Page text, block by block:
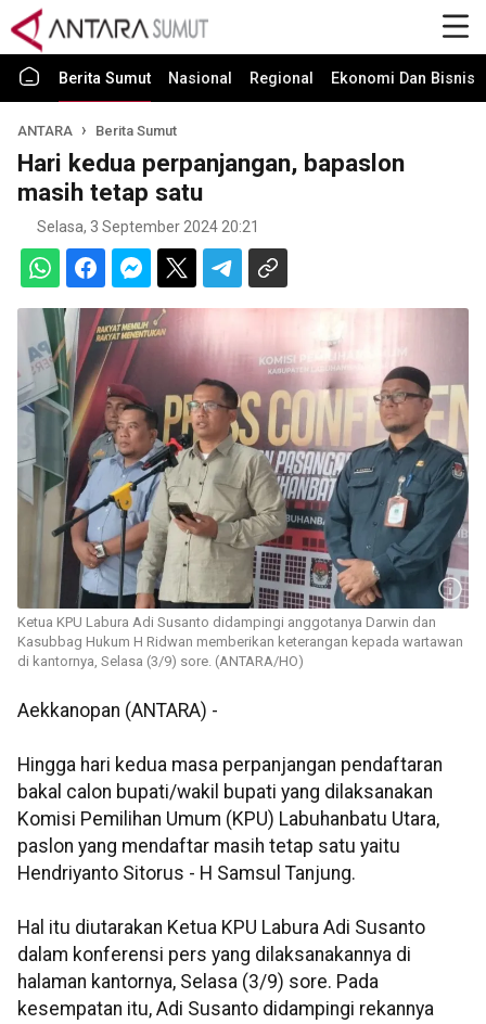
Berita Sumut Nasional Regional Ekonomi Dan Bisnis
ANTARA Berita Sumut
Hari kedua perpanjangan, bapaslon
masih tetap satu
Selasa, 3 September 2024 20:21
Ketua KPU Labura Adi Susanto didampingi anggotanya Darwin dan
Kasubbag Hukum H Ridwan memberikan keterangan kepada wartawan
di kantornya, Selasa (3/9) sore. (ANTARA/HO)
Aekkanopan (ANTARA) -
Hingga hari kedua masa perpanjangan pendaftaran
bakal calon bupati/wakil bupati yang dilaksanakan
Komisi Pemilihan Umum (KPU) Labuhanbatu Utara,
paslon yang mendaftar masih tetap satu yaitu
Hendriyanto Sitorus - H Samsul Tanjung.
Hal itu diutarakan Ketua KPU Labura Adi Susanto
dalam konferensi pers yang dilaksanakannya di
halaman kantornya, Selasa (3/9) sore. Pada
kesempatan itu, Adi Susanto didampingi rekannya